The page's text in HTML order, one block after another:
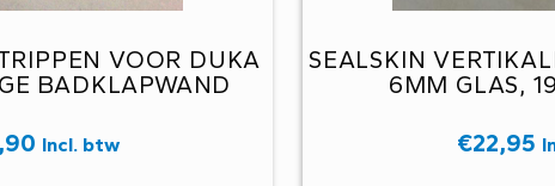
VOOR DUKA
BADKLAPWAND
Incl. btw
SEALSKIN
6MM GLAS,
€22,95